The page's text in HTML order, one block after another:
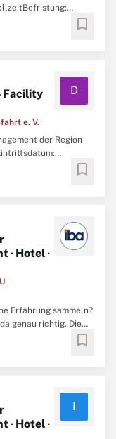
bookmark
Facility
e. V.
D
der Region
Beschäftigungsgrad:
•
bookmark
∙ Hotel ∙
Erfahrung sammeln?
genau richtig. Die
der
bookmark
∙ Hotel ∙
I